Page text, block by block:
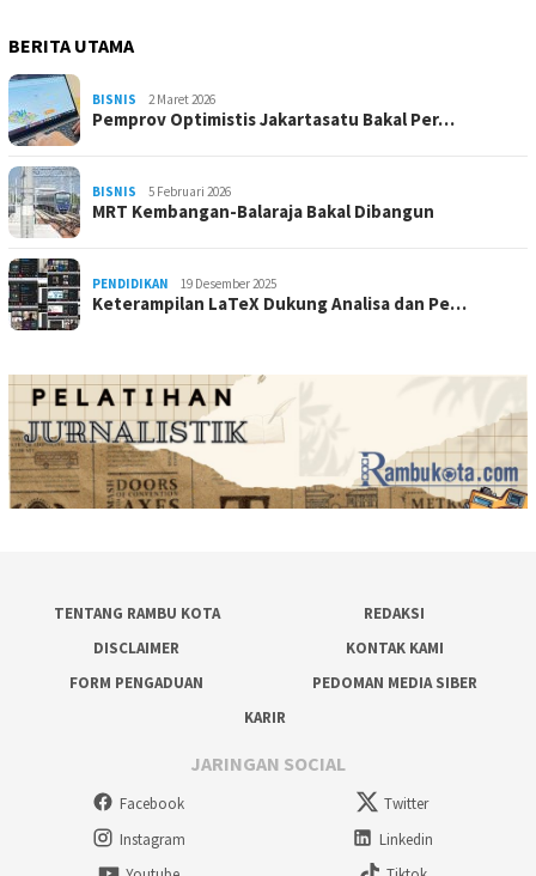
BERITA UTAMA
BISNIS 2 Maret 2026
Pemprov Optimistis Jakartasatu Bakal Per…
BISNIS 5 Februari 2026
MRT Kembangan-Balaraja Bakal Dibangun
PENDIDIKAN 19 Desember 2025
Keterampilan LaTeX Dukung Analisa dan Pe…
TENTANG RAMBU KOTA
REDAKSI
DISCLAIMER
KONTAK KAMI
FORM PENGADUAN
PEDOMAN MEDIA SIBER
KARIR
JARINGAN SOCIAL
Facebook
Twitter
Instagram
Linkedin